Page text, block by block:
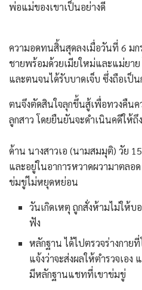
พ่อแม่ของเขาเป็นอย่างดี
ความอดทนสิ้นสุดลงเมื่อวันที่ 6 ม
ชายพร้อมด้วยเมียใหม่และแม่ยาย
และตนจนได้รับบาดเจ็บ ซึ่งถือเป็น
ตนจึงตัดสินใจลุกขึ้นสู้เพื่อทวงคืน
ลูกสาว โดยยืนยันจะดำเนินคดีให้ถึ
ด้าน นางสาวเอ (นามสมมุติ) วัย
และอยู่ในอาการหวาดผวามาตลอ
ข่มขู่ไม่หยุดหย่อน
วันเกิดเหตุ ถูกสั่งห้ามไม่ให้
ฟัง
หลักฐาน ได้ไปตรวจร่างกาย
แจ้งว่าจะส่งผลให้ตำรวจเอง
มีหลักฐานแชทที่เขาข่มขู่